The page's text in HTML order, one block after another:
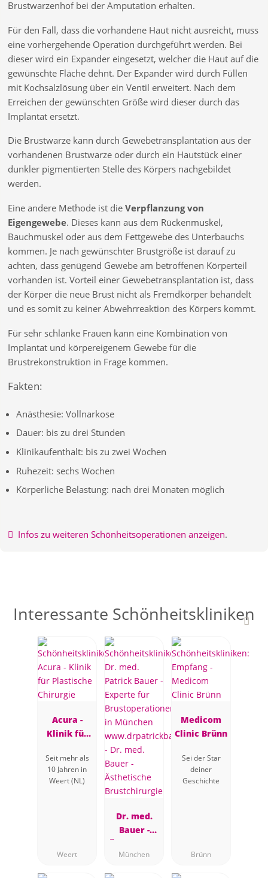
Brustwarzenhof bei der Amputation erhalten.
Für den Fall, dass die vorhandene Haut nicht ausreicht, muss
eine vorhergehende Operation durchgeführt werden. Bei
dieser wird ein Expander eingesetzt, welcher die Haut auf die
gewünschte Fläche dehnt. Der Expander wird durch Füllen
mit Kochsalzlösung über ein Ventil erweitert. Nach dem
Erreichen der gewünschten Größe wird dieser durch das
Implantat ersetzt.
Die Brustwarze kann durch Gewebetransplantation aus der
vorhandenen Brustwarze oder durch ein Hautstück einer
dunkler pigmentierten Stelle des Körpers nachgebildet
werden.
Eine andere Methode ist die Verpflanzung von
Eigengewebe. Dieses kann aus dem Rückenmuskel,
Bauchmuskel oder aus dem Fettgewebe des Unterbauchs
kommen. Je nach gewünschter Brustgröße ist darauf zu
achten, dass genügend Gewebe am betroffenen Körperteil
vorhanden ist. Vorteil einer Gewebetransplantation ist, dass
der Körper die neue Brust nicht als Fremdkörper behandelt
und es somit zu keiner Abwehrreaktion des Körpers kommt.
Für sehr schlanke Frauen kann eine Kombination von
Implantat und körpereigenem Gewebe für die
Brustrekonstruktion in Frage kommen.
Fakten:
Anästhesie: Vollnarkose
Dauer: bis zu drei Stunden
Klinikaufenthalt: bis zu zwei Wochen
Ruhezeit: sechs Wochen
Körperliche Belastung: nach drei Monaten möglich
Infos zu weiteren Schönheitsoperationen anzeigen.
Interessante Schönheitskliniken
Acura -
Klinik für
Chirurgie
Seit mehr als
10 Jahren in
Weert (NL)
Weert
Dr. med.
Bauer -
Ästhetische
Brustchirur
München
Medicom
Clinic Brünn
Sei der Star
deiner
Geschichte
Brünn